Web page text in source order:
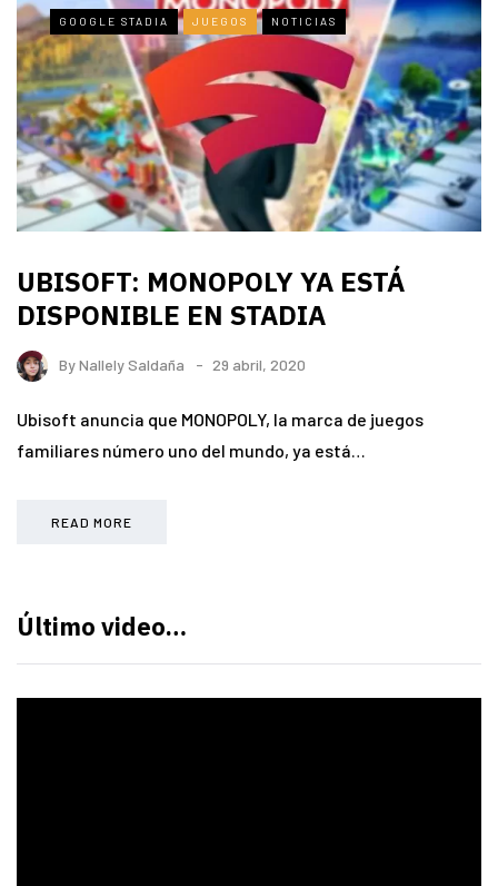
GOOGLE STADIA JUEGOS NOTICIAS
UBISOFT: MONOPOLY YA ESTÁ
DISPONIBLE EN STADIA
ByNallely Saldaña 29 abril, 2020
Ubisoft anuncia que MONOPOLY, la marca de juegos
familiares número uno del mundo, ya está…
READ MORE
Último video…